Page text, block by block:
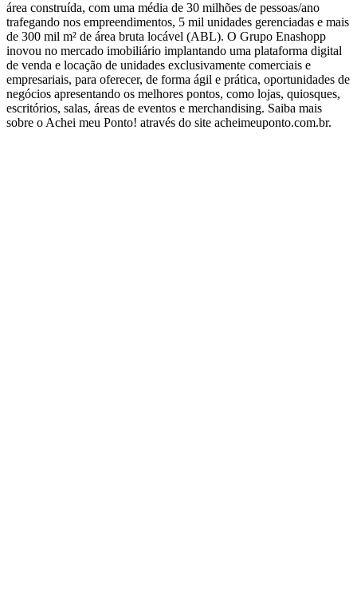
área construída, com uma média de 30 milhões de pessoas/ano
trafegando nos empreendimentos, 5 mil unidades gerenciadas e mais
de 300 mil m² de área bruta locável (ABL). O Grupo Enashopp
inovou no mercado imobiliário implantando uma plataforma digital
de venda e locação de unidades exclusivamente comerciais e
empresariais, para oferecer, de forma ágil e prática, oportunidades de
negócios apresentando os melhores pontos, como lojas, quiosques,
escritórios, salas, áreas de eventos e merchandising. Saiba mais
sobre o Achei meu Ponto! através do site acheimeuponto.com.br.